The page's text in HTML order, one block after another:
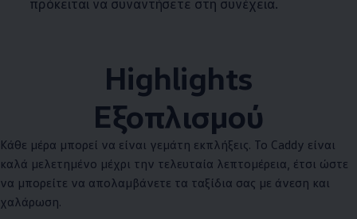
Highlights
Εξοπλισμού
Κάθε μέρα μπορεί να είναι γεμάτη εκπλήξεις. Το Caddy είναι
καλά μελετημένο μέχρι την τελευταία λεπτομέρεια, έτσι ώστε
να μπορείτε να απολαμβάνετε τα ταξίδια σας με άνεση και
χαλάρωση.